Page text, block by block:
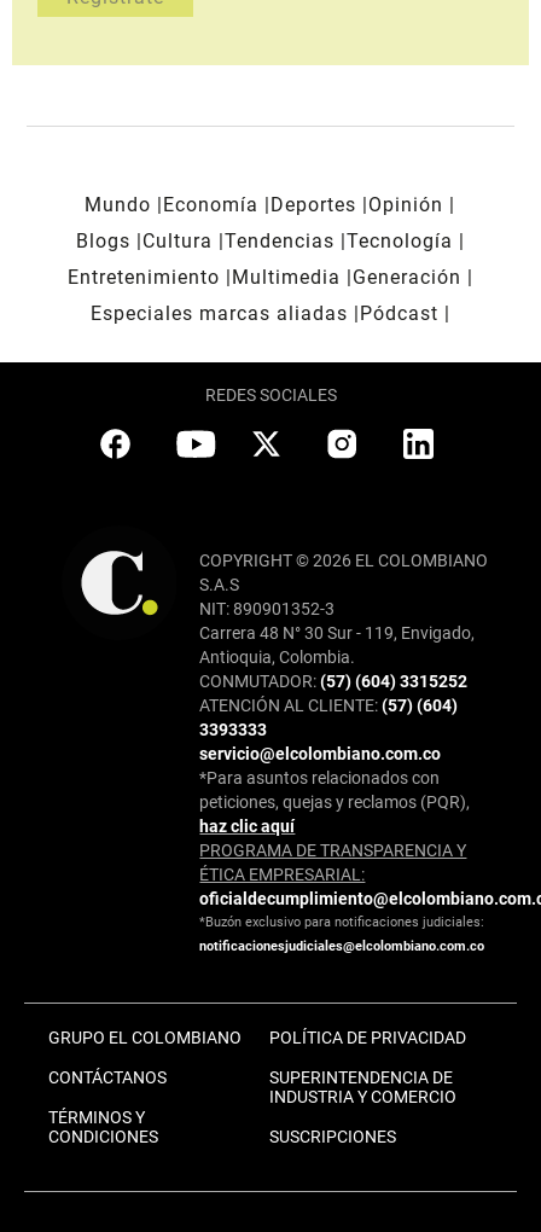
Mundo Economía Deportes
Opinión
Blogs
Cultura Tendencias Tecnología
Entretenimiento
Multimedia
Generación
Especiales marcas aliadas
Pódcast
REDES SOCIALES
COPYRIGHT © 2026 EL COLOMBIANO
S.A.S
NIT: 890901352-3
Carrera 48 N° 30 Sur - 119, Envigado,
Antioquia, Colombia.
CONMUTADOR:(57) (604) 3315252
ATENCIÓN AL CLIENTE:(57) (604)
3393333
servicio@elcolombiano.com.co
*Para asuntos relacionados con
peticiones, quejas y reclamos (PQR),
haz clic aquí
PROGRAMA DE TRANSPARENCIA Y
ÉTICA EMPRESARIAL:
*Buzón exclusivo para notificaciones judiciales:
notificacionesjudiciales@elcolombiano.com.co
GRUPO EL COLOMBIANO
CONTÁCTANOS
TÉRMINOS Y
CONDICIONES
POLÍTICA DE PRIVACIDAD
SUPERINTENDENCIA DE
INDUSTRIA Y COMERCIO
SUSCRIPCIONES